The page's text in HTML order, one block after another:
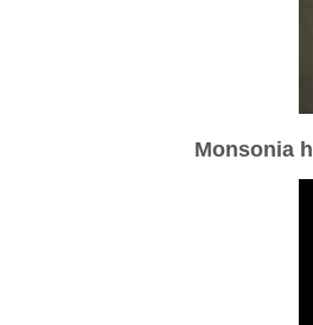
Monsonia